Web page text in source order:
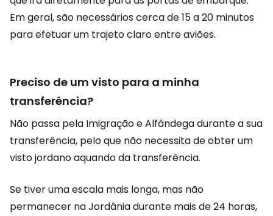
Em geral, são necessários cerca de 15 a 20 minutos
para efetuar um trajeto claro entre aviões.
Preciso de um visto para a minha
transferência?
Não passa pela Imigração e Alfândega durante a sua
transferência, pelo que não necessita de obter um
visto jordano aquando da transferência.
Se tiver uma escala mais longa, mas não
permanecer na Jordânia durante mais de 24 horas,